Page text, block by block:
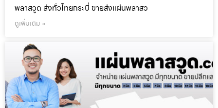
พลาสวูด ส่งทั่วไทยกระบี่ ขายส่งแผ่นพลาสว
ดูเพิ่มเติม »